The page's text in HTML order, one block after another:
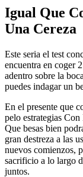
Igual Que
Una Cereza
Este seria el test
encuentra en coger
adentro sobre la
puedes indagar un
En el presente que
pelo estrategias
Que besas bien
gran destreza a las
nuevos comienzos,
sacrificio a lo largo
juntos.